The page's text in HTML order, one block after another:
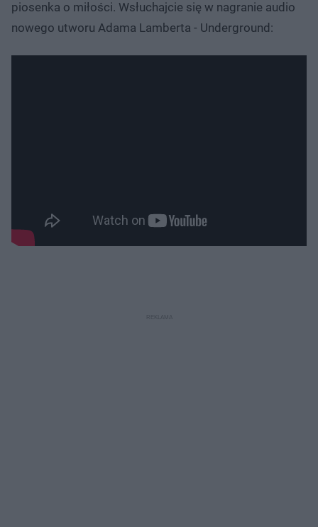
piosenka o miłości. Wsłuchajcie się w nagranie audio
nowego utworu Adama Lamberta - Underground: